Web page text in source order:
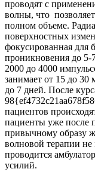
проводят с
волны, что
полном объеме.
поверхностных
фокусированная для
проникновения до 5-
2000 до 4000
занимает от 15 до 30
до 7 дней. После
пациентов
пациенты уже после
привычному образу
волновой терапии не
проводится
усилий.